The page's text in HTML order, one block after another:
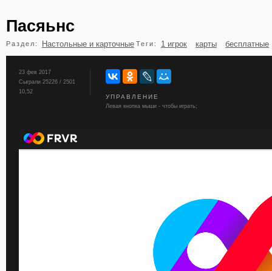
бильярд карты
Пасяьнс
Раздел: Настольные и карточные Теги: 1 игрок карты бесплатные
23 фев 2017
Сыграли 25226 / 2501
10,52
УПРАВЛЕНИЕ
Левая кнопка мыши - чтобы играть;